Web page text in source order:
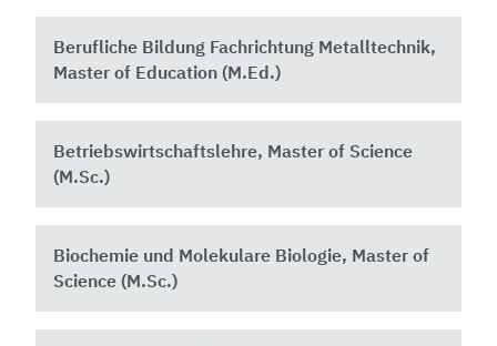
Berufliche Bildung Fachrichtung Metalltechnik,
Master of Education (M.Ed.)
Betriebswirtschaftslehre, Master of Science
(M.Sc.)
Biochemie und Molekulare Biologie, Master of
Science (M.Sc.)